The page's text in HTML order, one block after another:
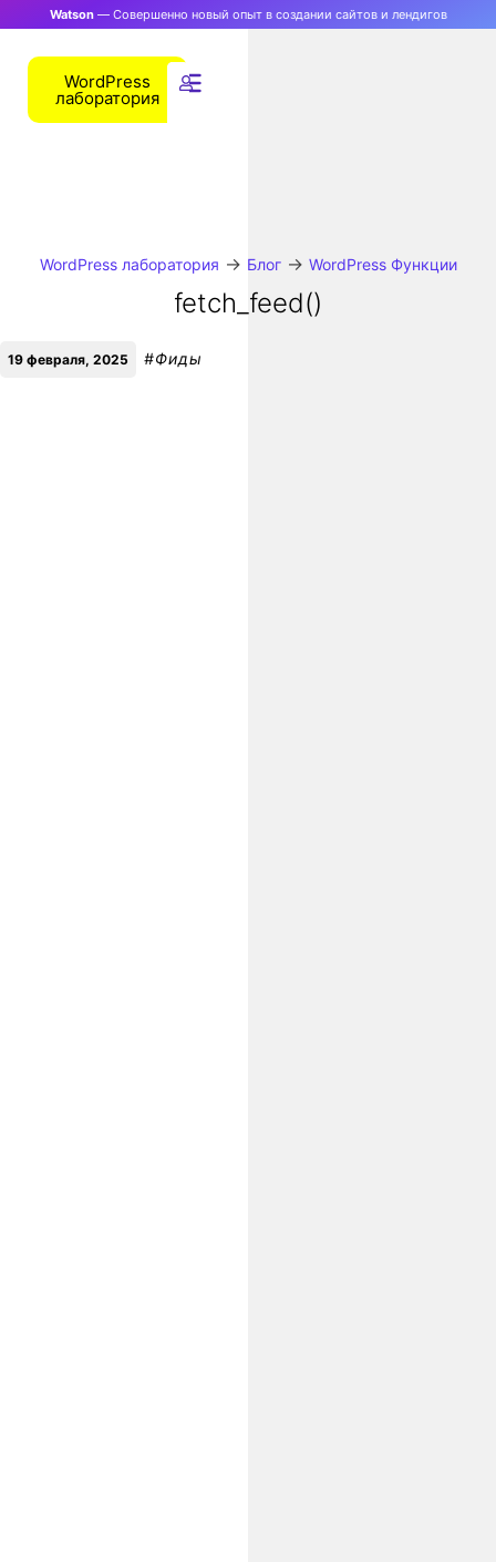
Watson— Совершенно новый опыт в создании сайтов и лендигов
WordPress
лаборатория
WordPress лаборатория → Блог→ WordPress Функции
fetch_feed()
19 февраля, 2025 #Фиды